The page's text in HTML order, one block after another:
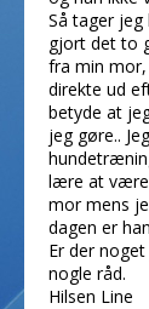
Så tager
gjort det to
fra min
direkte ud
betyde at
jeg gøre..
lære at være
mor mens
dagen er
Er der
nogle råd.
Hilsen Line